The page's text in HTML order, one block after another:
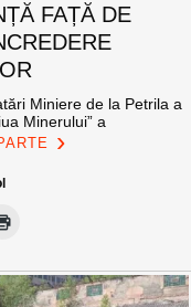
FAȚĂ DE
Miniere de la Petrila a
Minerului” a